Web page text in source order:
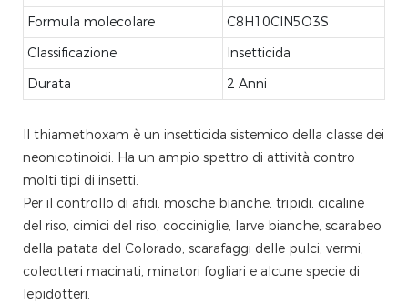
Formula molecolare
C8H10ClN5O3S
Classificazione
Insetticida
Durata
2 Anni
Il thiamethoxam è un insetticida sistemico della classe dei
neonicotinoidi. Ha un ampio spettro di attività contro
molti tipi di insetti.
Per il controllo di afidi, mosche bianche, tripidi, cicaline
del riso, cimici del riso, cocciniglie, larve bianche, scarabeo
della patata del Colorado, scarafaggi delle pulci, vermi,
coleotteri macinati, minatori fogliari e alcune specie di
lepidotteri.